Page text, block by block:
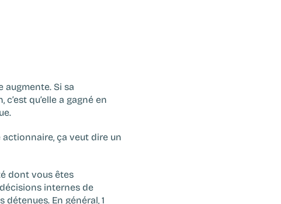
augmente. Si sa
qu’elle a gagné en
actionnaire, ça veut dire un
dont vous êtes
internes de
En général, 1